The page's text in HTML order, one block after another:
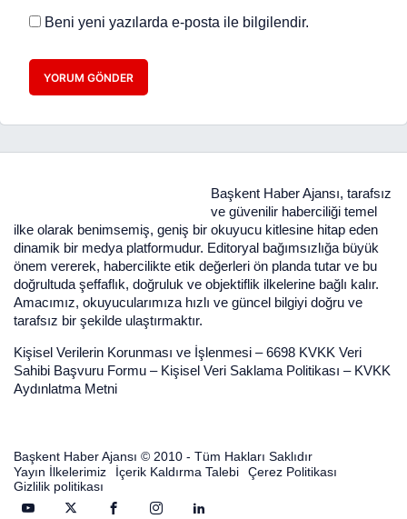
Beni yeni yazılarda e-posta ile bilgilendir.
YORUM GÖNDER
Başkent Haber Ajansı, tarafsız
ve güvenilir haberciliği temel
ilke olarak benimsemiş, geniş bir okuyucu kitlesine hitap eden
dinamik bir medya platformudur. Editoryal bağımsızlığa büyük
önem vererek, habercilikte etik değerleri ön planda tutar ve bu
doğrultuda şeffaflık, doğruluk ve objektiflik ilkelerine bağlı kalır.
Amacımız, okuyucularımıza hızlı ve güncel bilgiyi doğru ve
tarafsız bir şekilde ulaştırmaktır.
Kişisel Verilerin Korunması ve İşlenmesi –6698 KVKK Veri
Sahibi Başvuru Formu – Kişisel Veri Saklama Politikası – KVKK
Aydınlatma Metni
Başkent Haber Ajansı © 2010 - Tüm Hakları Saklıdır
Yayın İlkelerimiz
İçerik Kaldırma Talebi
Çerez Politikası
Gizlilik politikası